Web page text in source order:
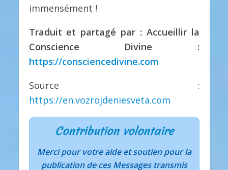
immensément !
Traduit et partagé par : Accueillir la
Conscience Divine :
https://consciencedivine.com
Source :
https://en.vozrojdeniesveta.com
Contribution volontaire
Merci pour votre aide et soutien pour la
publication de ces Messages transmis